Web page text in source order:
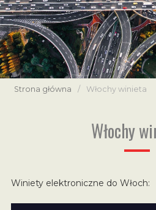
Strona główna / Włochy winieta
Włochy
Winiety elektroniczne do Włoch: